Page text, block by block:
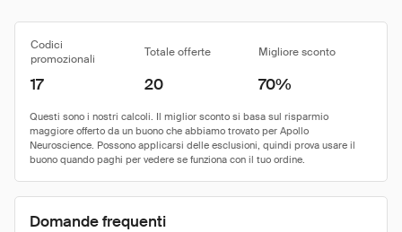
Codici
promozionali
Totale offerte Migliore sconto
17 20 70%
Domande frequenti